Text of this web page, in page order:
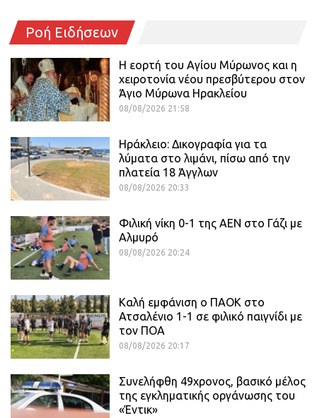
Ροή Ειδήσεων
Η εορτή του Αγίου Μύρωνος και η
χειροτονία νέου πρεσβύτερου στον
Άγιο Μύρωνα Ηρακλείου
08/08/2026 21:58
Ηράκλειο: Δικογραφία για τα
λύματα στο λιμάνι, πίσω από την
πλατεία 18 Άγγλων
08/08/2026 20:33
Φιλική νίκη 0-1 της ΑΕΝ στο Γάζι με
Αλμυρό
08/08/2026 20:24
Καλή εμφάνιση ο ΠΑΟΚ στο
Ατσαλένιο 1-1 σε φιλικό παιγνίδι με
τον ΠΟΑ
08/08/2026 20:17
Συνελήφθη 49χρονος, βασικό μέλος
της εγκληματικής οργάνωσης του
«Έντικ»